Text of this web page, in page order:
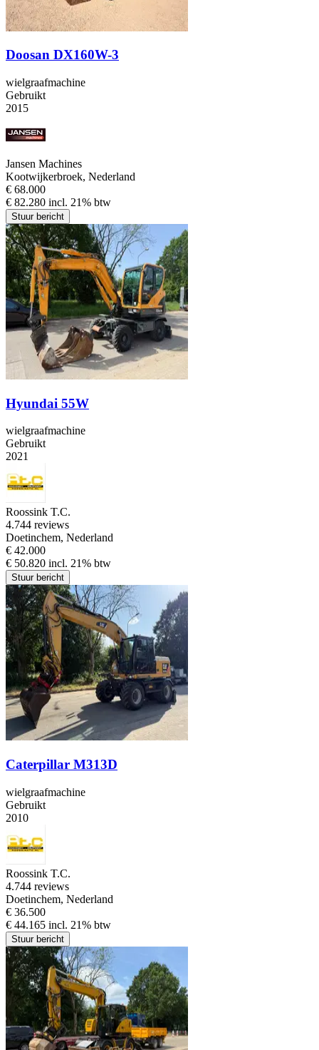
Doosan DX160W-3
wielgraafmachine
Gebruikt
2015
Jansen Machines
Kootwijkerbroek, Nederland
€ 68.000
€ 82.280 incl. 21% btw
Stuur bericht
Hyundai 55W
wielgraafmachine
Gebruikt
2021
Roossink T.C.
4.744 reviews
Doetinchem, Nederland
€ 42.000
€ 50.820 incl. 21% btw
Stuur bericht
Caterpillar M313D
wielgraafmachine
Gebruikt
2010
Roossink T.C.
4.744 reviews
Doetinchem, Nederland
€ 36.500
€ 44.165 incl. 21% btw
Stuur bericht